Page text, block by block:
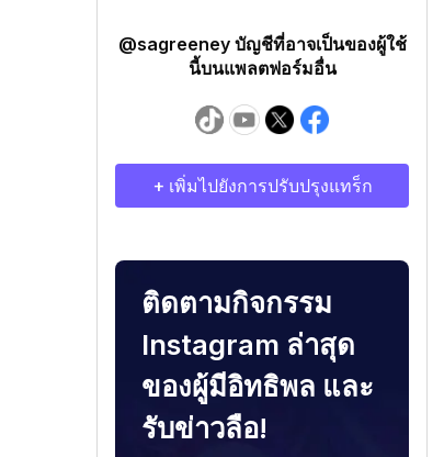
@sagreeney บัญชีที่อาจเป็นของผู้ใช้
นี้บนแพลตฟอร์มอื่น
+ เพิ่มไปยังการปรับปรุงแทร็ก
ติดตามกิจกรรม
Instagram ล่าสุด
ของผู้มีอิทธิพล และ
รับข่าวลือ!